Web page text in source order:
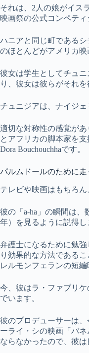
それは、2人の娘がイス
映画祭の公式コンペティ
ハニアと同じ町である
のほとんどがアメリカ
彼女は学生としてチュ
り、彼女は彼らがそれ
チュニジアは、ナイジ
適切な対称性の感覚が
とアフリカの脚本家を支
Dora Bouchouchhaです。
パルムドールのために
テレビや映画はもちろ
彼の「a-ha」の瞬間は、
年）を見るように説得し
弁護士になるために勉
り効果的な方法である
レルモンフェランの短
今、彼はラ・ファブリ
でいます。
彼のプロデューサーは
ーライ・シの映画「バ
ならなかったので、彼は